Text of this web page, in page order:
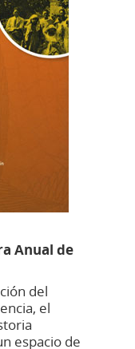
Anual de
del
el
espacio de